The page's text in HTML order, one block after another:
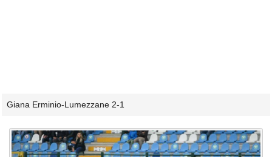
Giana Erminio-Lumezzane 2-1